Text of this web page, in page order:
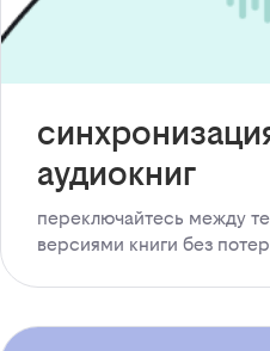
аудиокниг
переключайтесь между
версиями книги без